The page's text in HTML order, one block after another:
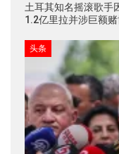
土耳其知名摇滚歌手
1.2亿里拉并涉巨额
头条